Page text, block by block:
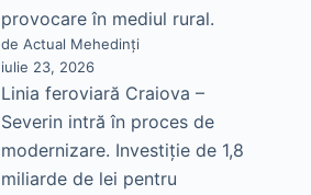
provocare în mediul rural.
de Actual Mehedinți
iulie 23, 2026
Linia feroviară Craiova –
Severin intră în proces de
modernizare. Investiție de 1,8
miliarde de lei pentru